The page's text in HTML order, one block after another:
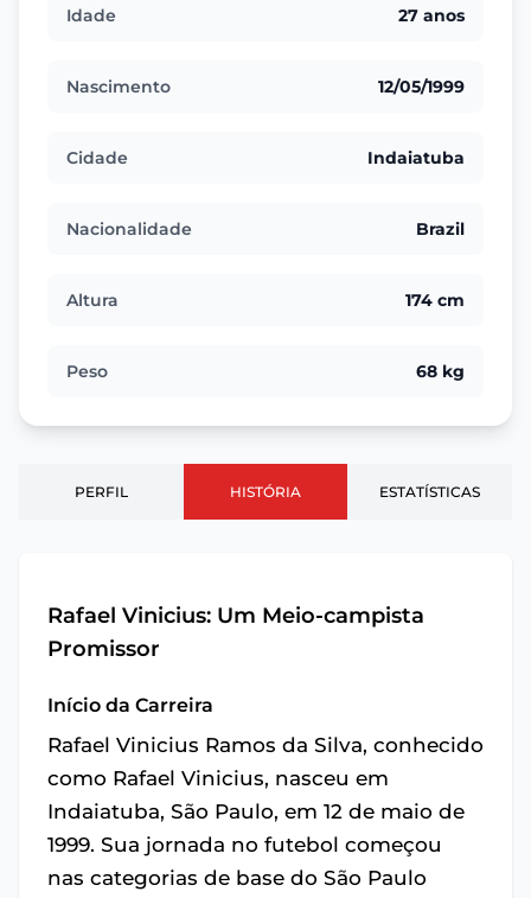
Idade 27 anos
Nascimento 12/05/1999
Cidade Indaiatuba
Nacionalidade Brazil
Altura 174 cm
Peso 68 kg
PERFIL HISTÓRIA ESTATÍSTICAS
Rafael Vinicius: Um Meio-campista
Promissor
Início da Carreira
Rafael Vinicius Ramos da Silva, conhecido
como Rafael Vinicius, nasceu em
Indaiatuba, São Paulo, em 12 de maio de
1999. Sua jornada no futebol começou
nas categorias de base do São Paulo